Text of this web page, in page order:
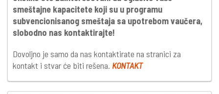
smeštajne kapacitete koji su u programu
subvencionisanog smeštaja sa upotrebom vaučera,
slobodno nas kontaktirajte!
Dovoljno je samo da nas kontaktirate na stranici za
kontakt i stvar će biti rešena. KONTAKT